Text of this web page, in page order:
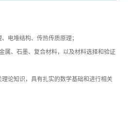
电堆结构、传热传质原理；
属、石墨、复合材料，以及材料选择和验证
论知识，具有扎实的数学基础和进行相关